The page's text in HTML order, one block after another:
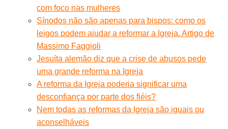
com foco nas mulheres
Sínodos não são apenas para bispos: como os
leigos podem ajudar a reformar a Igreja. Artigo de
Massimo Faggioli
Jesuíta alemão diz que a crise de abusos pede
uma grande reforma na Igreja
A reforma da Igreja poderia significar uma
desconfiança por parte dos fiéis?
Nem todas as reformas da Igreja são iguais ou
aconselháveis